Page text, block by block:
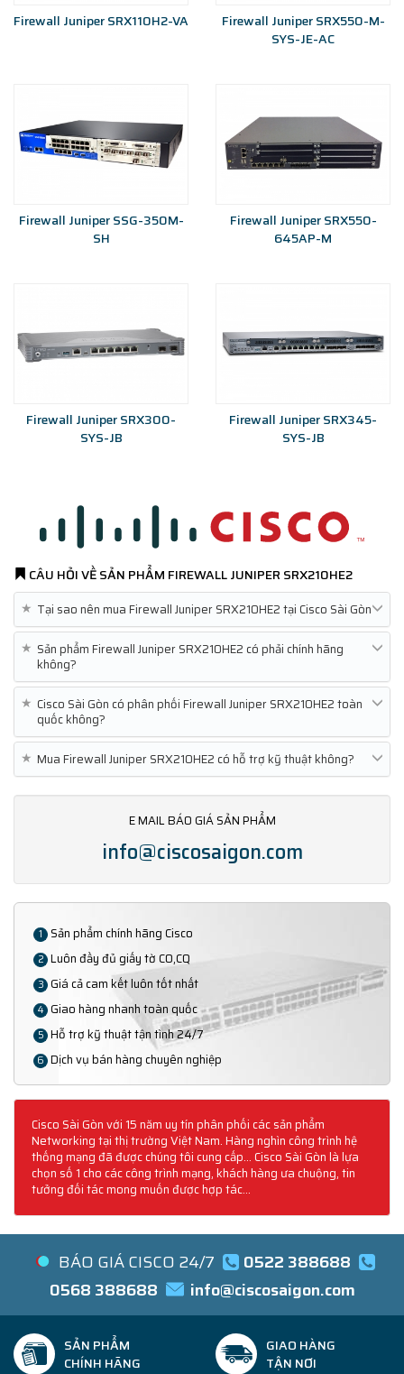
Firewall Juniper SRX110H2-VA
Firewall Juniper SRX550-M-
SYS-JE-AC
Firewall Juniper SSG-350M-
SH
Firewall Juniper SRX550-
645AP-M
Firewall Juniper SRX300-
SYS-JB
Firewall Juniper SRX345-
SYS-JB
CÂU HỎI VỀ SẢN PHẨM FIREWALL JUNIPER SRX210HE2
★ Tại sao nên mua Firewall Juniper SRX210HE2 tại Cisco Sài Gòn
★ Sản phẩm Firewall Juniper SRX210HE2 có phải chính hãng
không?
★ Cisco Sài Gòn có phân phối Firewall Juniper SRX210HE2 toàn
quốc không?
★ Mua Firewall Juniper SRX210HE2 có hỗ trợ kỹ thuật không?
E MAIL BÁO GIÁ SẢN PHẨM
info@ciscosaigon.com
1 Sản phẩm chính hãng Cisco
2 Luôn đầy đủ giấy tờ CO,CQ
3 Giá cả cam kết luôn tốt nhất
4 Giao hàng nhanh toàn quốc
5 Hỗ trợ kỹ thuật tận tình 24/7
6 Dịch vụ bán hàng chuyên nghiệp
Cisco Sài Gòn với 15 năm uy tín phân phối các sản phẩm
Networking tại thị trường Việt Nam. Hàng nghìn công trình hệ
thống mạng đã được chúng tôi cung cấp... Cisco Sài Gòn là lựa
chọn số 1 cho các công trình mạng, khách hàng ưa chuộng, tin
tưởng đối tác mong muốn được hợp tác...
BÁO GIÁ CISCO 24/7
0522 388688
0568 388688
info@ciscosaigon.com
SẢN PHẨM
CHÍNH HÃNG
GIAO HÀNG
TẬN NƠI